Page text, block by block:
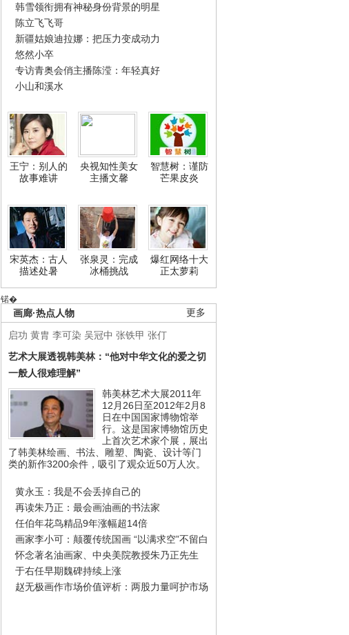
韩雪领衔拥有神秘身份背景的明星
陈立飞飞哥
新疆姑娘迪拉娜：把压力变成动力
悠然小卒
专访青奥会俏主播陈滢：年轻真好
小山和溪水
王宁：别人的
故事难讲
央视知性美女
主播文馨
智慧树：谨防
芒果皮炎
宋英杰：古人
描述处暑
张泉灵：完成
冰桶挑战
爆红网络十大
正太萝莉
锘�
更多
画廊·热点人物
启功 黄胄 李可染 吴冠中 张铁甲 张仃
艺术大展透视韩美林：“他对中华文化的爱之切
一般人很难理解”
韩美林艺术大展2011年
12月26日至2012年2月8
日在中国国家博物馆举
行。这是国家博物馆历史
上首次艺术家个展，展出
了韩美林绘画、书法、雕塑、陶瓷、设计等门
类的新作3200余件，吸引了观众近50万人次。
黄永玉：我是不会丢掉自己的
再读朱乃正：最会画油画的书法家
任伯年花鸟精品9年涨幅超14倍
画家李小可：颠覆传统国画 “以满求空”不留白
怀念著名油画家、中央美院教授朱乃正先生
于右任早期魏碑持续上涨
赵无极画作市场价值评析：两股力量呵护市场